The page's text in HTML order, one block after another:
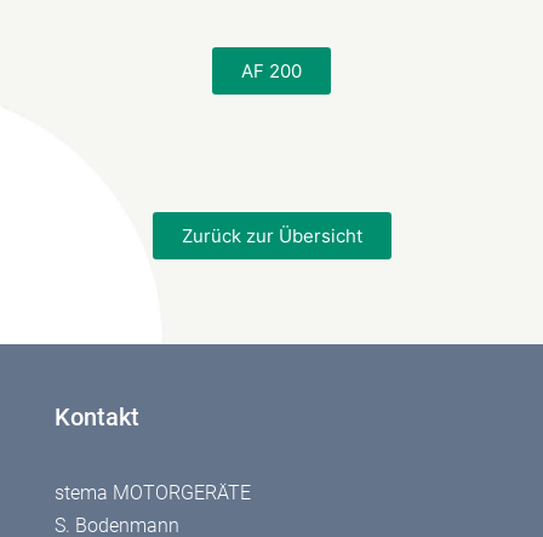
AF 200
Zurück zur Übersicht
Kontakt
stema MOTORGERÄTE
S. Bodenmann